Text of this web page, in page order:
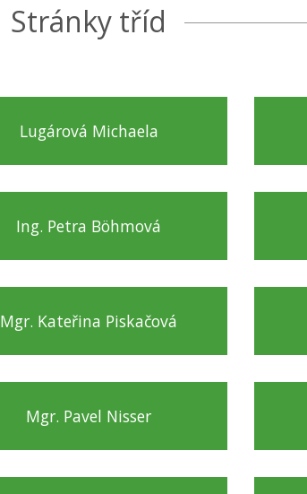
Stránky tříd
Lugárová Michaela
Ing. Petra Böhmová
Mgr. Kateřina Piskačová
Mgr. Pavel Nisser